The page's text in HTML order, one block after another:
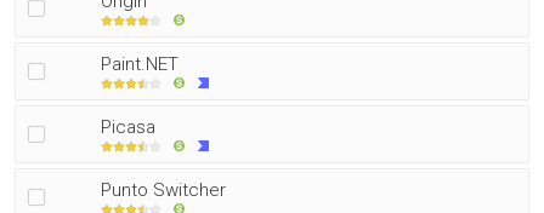
Paint.NET
Picasa
Punto Switcher